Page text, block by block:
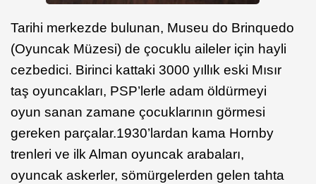
Tarihi merkezde bulunan, Museu do Brinquedo
(Oyuncak Müzesi) de çocuklu aileler için hayli
cezbedici. Birinci kattaki 3000 yıllık eski Mısır
taş oyuncakları, PSP’lerle adam öldürmeyi
oyun sanan zamane çocuklarının görmesi
gereken parçalar.1930’lardan kama Hornby
trenleri ve ilk Alman oyuncak arabaları,
oyuncak askerler, sömürgelerden gelen tahta